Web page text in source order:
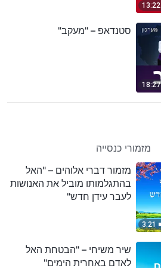
13:22
18:27
סטנדאפ – "מעקב"
מזמורי כנסייה
3:21
מזמור דברי אלוהים – "האל
בהתגלמותו מוביל את האנושות
לעבר עידן חדש"
שיר משיחי – "הבטחת האל
לאדם באחרית הימים"